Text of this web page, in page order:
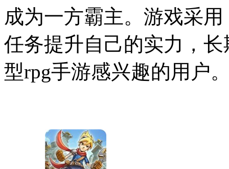
成为一方霸主。游戏采
任务提升自己的实力，
型rpg手游感兴趣的用户